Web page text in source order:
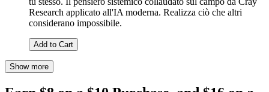
Research applicato all'IA moderna. Realizza ciò che altri
considerano impossibile.
Add to Cart
Show more